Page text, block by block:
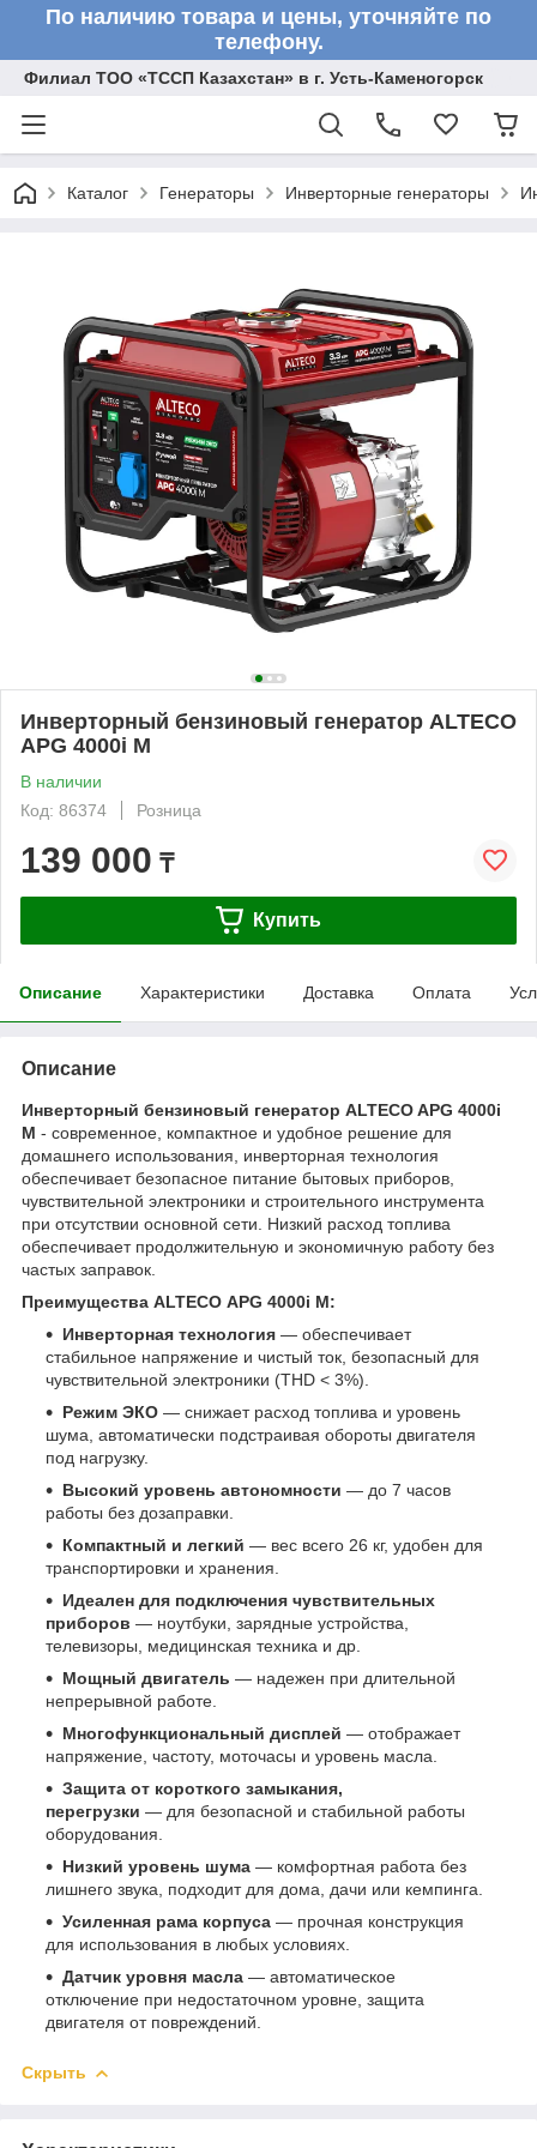
По наличию товара и цены, уточняйте по
телефону.
Филиал ТОО «ТССП Казахстан» в г. Усть-Каменогорск
Каталог Генераторы Инверторные генераторы
Инверторный бензиновый генератор ALTECO
APG 4000i M
В наличии
Код: 86374
Розница
139 000 ₸
Купить
Описание Характеристики Доставка Оплата
Описание
Инверторный бензиновый генератор ALTECO APG 4000i
M - современное, компактное и удобное решение для
домашнего использования, инверторная технология
обеспечивает безопасное питание бытовых приборов,
чувствительной электроники и строительного инструмента
при отсутствии основной сети. Низкий расход топлива
обеспечивает продолжительную и экономичную работу без
частых заправок.
Преимущества ALTECO APG 4000i M:
Инверторная технология — обеспечивает
стабильное напряжение и чистый ток, безопасный для
чувствительной электроники (THD < 3%).
Режим ЭКО — снижает расход топлива и уровень
шума, автоматически подстраивая обороты двигателя
под нагрузку.
Высокий уровень автономности — до 7 часов
работы без дозаправки.
Компактный и легкий — вес всего 26 кг, удобен для
транспортировки и хранения.
Идеален для подключения чувствительных
приборов — ноутбуки, зарядные устройства,
телевизоры, медицинская техника и др.
Мощный двигатель — надежен при длительной
непрерывной работе.
Многофункциональный дисплей — отображает
напряжение, частоту, моточасы и уровень масла.
Защита от короткого замыкания,
перегрузки — для безопасной и стабильной работы
оборудования.
Низкий уровень шума — комфортная работа без
лишнего звука, подходит для дома, дачи или кемпинга.
Усиленная рама корпуса — прочная конструкция
для использования в любых условиях.
Датчик уровня масла — автоматическое
отключение при недостаточном уровне, защита
двигателя от повреждений.
Скрыть